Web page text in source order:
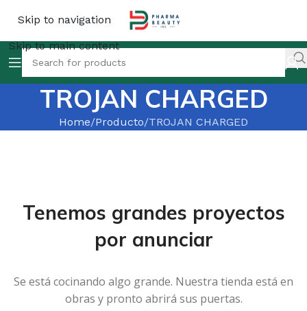
Skip to navigation
Skip to main content
TROJAN CHARGED
Home Producto TROJAN CHARGED
Tenemos grandes proyectos
por anunciar
Se está cocinando algo grande. Nuestra tienda está en
obras y pronto abrirá sus puertas.